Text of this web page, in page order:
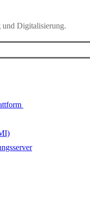
und Digitalisierung.